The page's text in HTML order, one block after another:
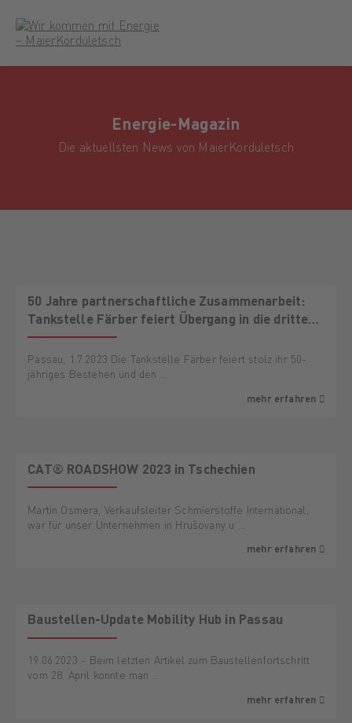
Energie-Magazin
Die aktuellsten News von MaierKorduletsch
50 Jahre partnerschaftliche Zusammenarbeit:
Tankstelle Färber feiert Übergang in die dritte
Generation
Passau, 1.7.2023 Die Tankstelle Färber feiert stolz ihr 50-
jähriges Bestehen und den …
mehr erfahren
CAT® ROADSHOW 2023 in Tschechien
Martin Osmera, Verkaufsleiter Schmierstoffe International,
war für unser Unternehmen in Hrušovany u …
mehr erfahren
Baustellen-Update Mobility Hub in Passau
19.06.2023 - Beim letzten Artikel zum Baustellenfortschritt
vom 28. April konnte man …
mehr erfahren